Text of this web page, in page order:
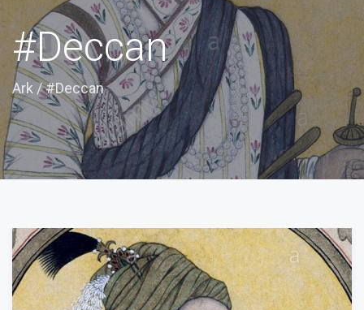
#Deccan
Ark /#Deccan